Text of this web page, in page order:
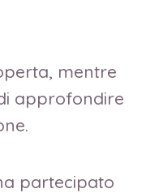
mentre
approfondire
partecipato